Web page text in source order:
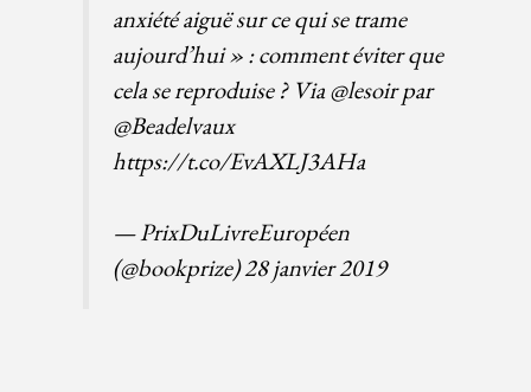
anxiété aiguë sur ce qui se trame
aujourd’hui » : comment éviter que
cela se reproduise ? Via@lesoirpar
@Beadelvaux
https://t.co/EvAXLJ3AHa
— PrixDuLivreEuropéen
(@bookprize)28 janvier 2019